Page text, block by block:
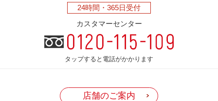
24時間・ 365日受付
カスタマーセンター
タップすると電話がかかります
店舗のご案内